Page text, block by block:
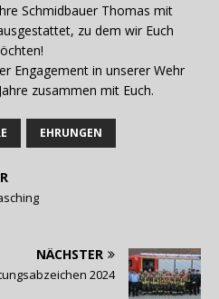
Schmidbauer Thomas mit
zu dem wir Euch
Engagement in unserer Wehr
zusammen mit Euch.
EHRUNGEN
NÄCHSTER
2024